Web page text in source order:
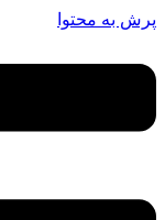
پرش به محتوا